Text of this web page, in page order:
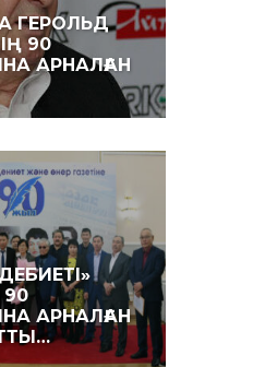
ГЕРОЛЬД
90
АРНАЛҒАН
90
АРНАЛҒАН